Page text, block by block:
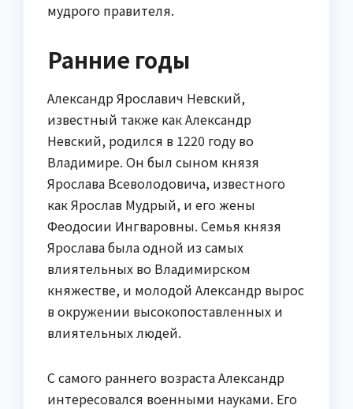
мудрого правителя.
Ранние годы
Александр Ярославич Невский,
известный также как Александр
Невский, родился в 1220 году во
Владимире. Он был сыном князя
Ярослава Всеволодовича, известного
как Ярослав Мудрый, и его жены
Феодосии Ингваровны. Семья князя
Ярослава была одной из самых
влиятельных во Владимирском
княжестве, и молодой Александр вырос
в окружении высокопоставленных и
влиятельных людей.
С самого раннего возраста Александр
интересовался военными науками. Его